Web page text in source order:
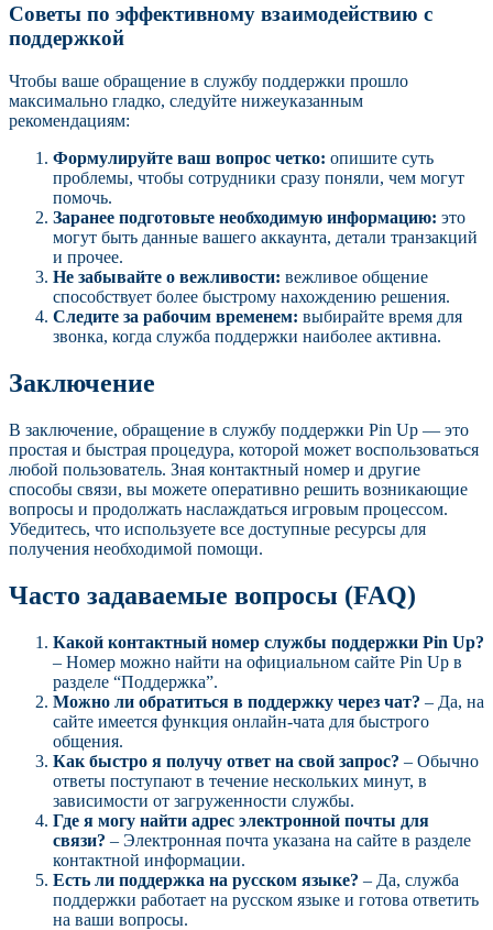
Советы по эффективному взаимодействию с
поддержкой
Чтобы ваше обращение в службу поддержки прошло
максимально гладко, следуйте нижеуказанным
рекомендациям:
Формулируйте ваш вопрос четко: опишите суть
проблемы, чтобы сотрудники сразу поняли, чем могут
помочь.
Заранее подготовьте необходимую информацию: это
могут быть данные вашего аккаунта, детали транзакций
и прочее.
Не забывайте о вежливости: вежливое общение
способствует более быстрому нахождению решения.
Следите за рабочим временем: выбирайте время для
звонка, когда служба поддержки наиболее активна.
Заключение
В заключение, обращение в службу поддержки Pin Up — это
простая и быстрая процедура, которой может воспользоваться
любой пользователь. Зная контактный номер и другие
способы связи, вы можете оперативно решить возникающие
вопросы и продолжать наслаждаться игровым процессом.
Убедитесь, что используете все доступные ресурсы для
получения необходимой помощи.
Часто задаваемые вопросы (FAQ)
Какой контактный номер службы поддержки Pin Up?
– Номер можно найти на официальном сайте Pin Up в
разделе “Поддержка”.
Можно ли обратиться в поддержку через чат? – Да, на
сайте имеется функция онлайн-чата для быстрого
общения.
Как быстро я получу ответ на свой запрос? – Обычно
ответы поступают в течение нескольких минут, в
зависимости от загруженности службы.
Где я могу найти адрес электронной почты для
связи? – Электронная почта указана на сайте в разделе
контактной информации.
Есть ли поддержка на русском языке? – Да, служба
поддержки работает на русском языке и готова ответить
на ваши вопросы.